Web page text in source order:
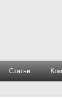
Статьи